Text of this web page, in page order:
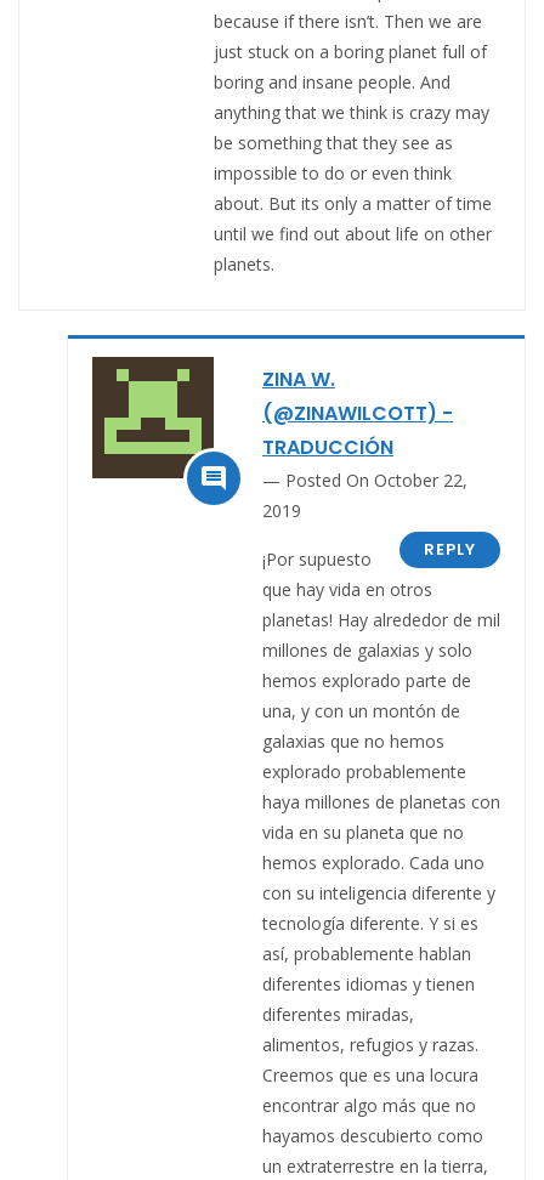
because if there isn’t. Then we are
just stuck on a boring planet full of
boring and insane people. And
anything that we think is crazy may
be something that they see as
impossible to do or even think
about. But its only a matter of time
until we find out about life on other
planets.

ZINA W.
(@ZINAWILCOTT) -
TRADUCCIÓN
Posted On October 22,
2019
REPLY
¡Por supuesto
que hay vida en otros
planetas! Hay alrededor de mil
millones de galaxias y solo
hemos explorado parte de
una, y con un montón de
galaxias que no hemos
explorado probablemente
haya millones de planetas con
vida en su planeta que no
hemos explorado. Cada uno
con su inteligencia diferente y
tecnología diferente. Y si es
así, probablemente hablan
diferentes idiomas y tienen
diferentes miradas,
alimentos, refugios y razas.
Creemos que es una locura
encontrar algo más que no
hayamos descubierto como
un extraterrestre en la tierra,